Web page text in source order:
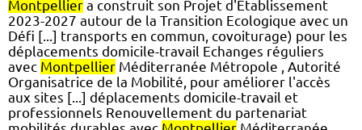
Montpellier a construit son Projet d'Etablissement
2023-2027 autour de la Transition Ecologique avec un
Défi [...] transports en commun, covoiturage) pour les
déplacements domicile-travail Echanges réguliers
avec Montpellier Méditerranée Métropole , Autorité
Organisatrice de la Mobilité, pour améliorer l'accès
aux sites [...] déplacements domicile-travail et
professionnels Renouvellement du partenariat